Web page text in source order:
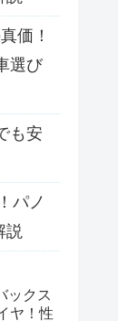
価！
選び
も安
パノ
説
ックス
ヤ！性